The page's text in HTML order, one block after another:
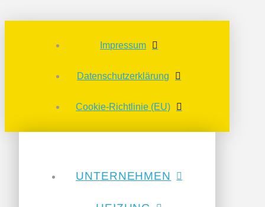
Impressum
Datenschutzerklärung
Cookie-Richtlinie (EU)
UNTERNEHMEN